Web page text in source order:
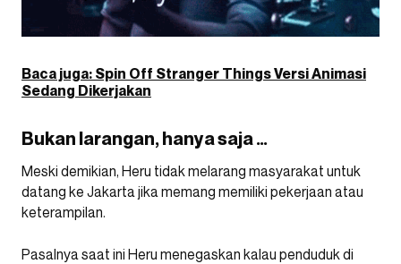
Baca juga: Spin Off Stranger Things Versi Animasi
Sedang Dikerjakan
Bukan larangan, hanya saja …
Meski demikian, Heru tidak melarang masyarakat untuk
datang ke Jakarta jika memang memiliki pekerjaan atau
keterampilan.
Pasalnya saat ini Heru menegaskan kalau penduduk di